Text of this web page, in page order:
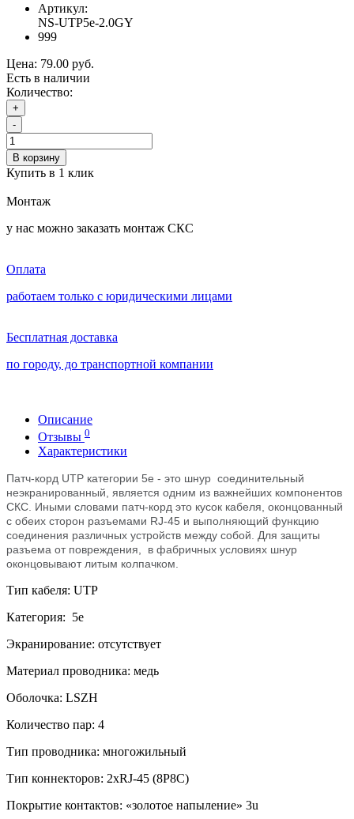
Артикул:
NS-UTP5e-2.0GY
999
Цена: 79.00 руб.
Есть в наличии
Количество:
+
-
В корзину
Купить в 1 клик
Монтаж
у нас можно заказать монтаж СКС
Оплата
работаем только с юридическими лицами
Бесплатная доставка
по городу, до транспортной компании
Описание
Отзывы 0
Характеристики
Патч-корд UTP категории 5e - это шнур соединительный
неэкранированный , является одним из важнейших компонентов
СКС. Иными словами патч-корд это кусок кабеля, оконцованный
с обеих сторон разъемами RJ-45 и выполняющий функцию
соединения различных устройств между собой. Для защиты
разъема от повреждения, в фабричных условиях шнур
оконцовывают литым колпачком.
Тип кабеля: UTP
Категория: 5е
Экранирование: отсутствует
Материал проводника: медь
Оболочка: LSZH
Количество пар: 4
Тип проводника: многожильный
Тип коннекторов: 2xRJ-45 (8P8C)
Покрытие контактов: «золотое напыление» 3u